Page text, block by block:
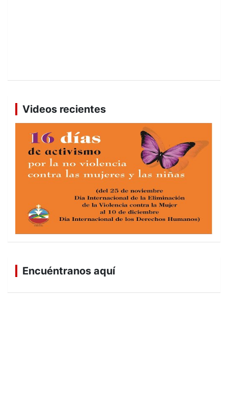
Videos recientes
Encuéntranos aquí